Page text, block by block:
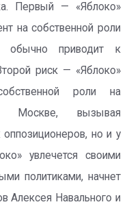
Первый — «Яблоко»
на собственной роли
приводит к
риск — «Яблоко»
роли на
Москве, вызывая
но и у
увлечется своими
политиками, начнет
Алексея Навального и